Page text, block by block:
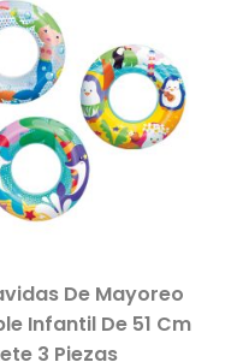
De Mayoreo
Infantil De 51 Cm
3 Piezas